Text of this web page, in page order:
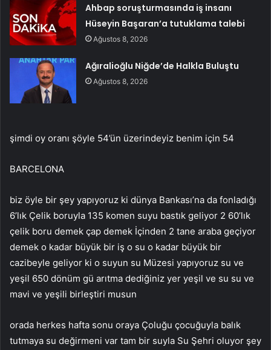
Ahbap soruşturmasında iş insanı
Hüseyin Başaran’a tutuklama talebi
Ağustos 8, 2026
Ağıralioğlu Niğde’de Halkla Buluştu
Ağustos 8, 2026
şimdi oy oranı şöyle 54’ün üzerindeyiz benim için 54
BARCELONA
biz öyle bir şey yapıyoruz ki dünya Bankası’na da fonladığı
6’lık Çelik boruyla 135 komen suyu bastık geliyor 2 60’lık
çelik boru demek çap demek İçinden 2 tane araba geçiyor
demek o kadar büyük bir iş o su o kadar büyük bir
cazibeyle geliyor ki o suyun su Müzesi yapıyoruz su ve
yeşil 650 dönüm gü arıtma dediğiniz yer yeşil ve su su ve
mavi ve yeşili birleştiri musun
orada herkes hafta sonu oraya Çoluğu çocuğuyla balık
tutmaya su değirmeni var tam bir suyla Su Şehri oluyor şey